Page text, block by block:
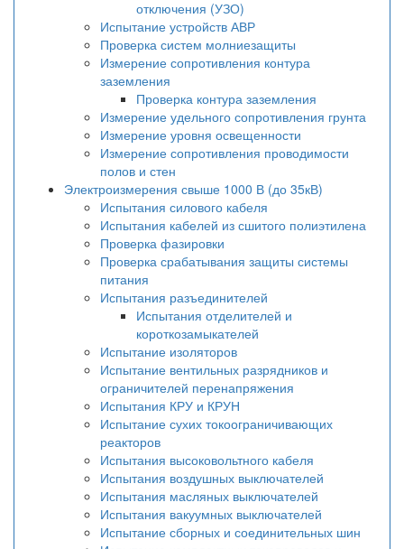
отключения (УЗО)
Испытание устройств АВР
Проверка систем молниезащиты
Измерение сопротивления контура
заземления
Проверка контура заземления
Измерение удельного сопротивления грунта
Измерение уровня освещенности
Измерение сопротивления проводимости
полов и стен
Электроизмерения свыше 1000 В (до 35кВ)
Испытания силового кабеля
Испытания кабелей из сшитого полиэтилена
Проверка фазировки
Проверка срабатывания защиты системы
питания
Испытания разъединителей
Испытания отделителей и
короткозамыкателей
Испытание изоляторов
Испытание вентильных разрядников и
ограничителей перенапряжения
Испытания КРУ и КРУН
Испытание сухих токоограничивающих
реакторов
Испытания высоковольтного кабеля
Испытания воздушных выключателей
Испытания масляных выключателей
Испытания вакуумных выключателей
Испытание сборных и соединительных шин